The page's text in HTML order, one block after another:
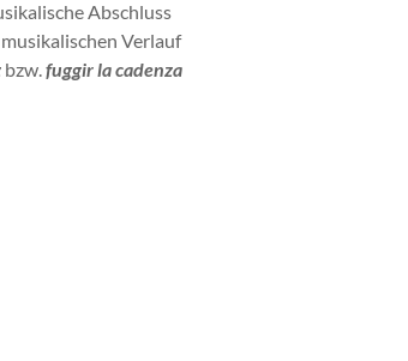
Abschluss
Verlauf
bzw.fuggir la cadenza